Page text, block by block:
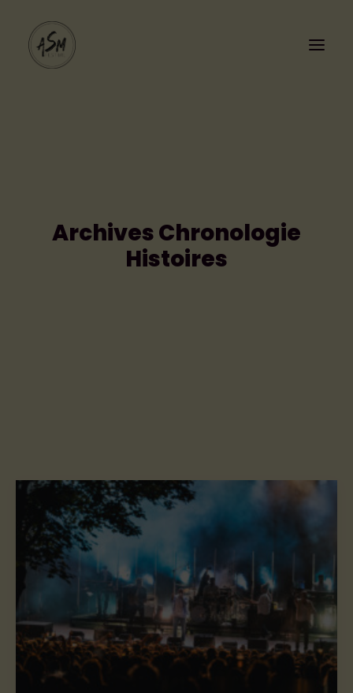
PROGRAMMATION
Boutique Officielle
Espace Presse
Politique de cookies (UE)
Mentions légales et Politique de
confidentialité
Archives Chronologie
Histoires